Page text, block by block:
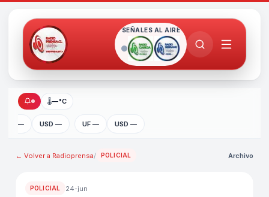
SEÑALES AL AIRE
🌡—°C
UF — USD — UF — USD —
← Volver a Radioprensa/ POLICIAL Archivo
POLICIAL 24-jun